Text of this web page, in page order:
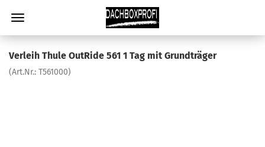
Verleih Thule OutRide 561 1 Tag mit Grundträger
(Art.Nr.: T561000)